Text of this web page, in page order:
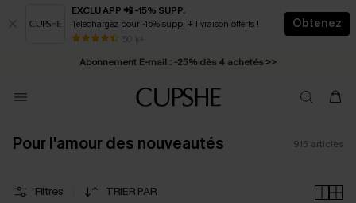
EXCLU APP 📲 -15% SUPP.
Téléchargez pour -15% supp. + livraison offerts !
50 k+
Obtenez
* Livraison éclair 2-3 jours ouvrés >>
Abonnement E-mail : -25% dès 4 achetés >>
Pour l'amour des nouveautés 915 articles
Filtres TRIER PAR